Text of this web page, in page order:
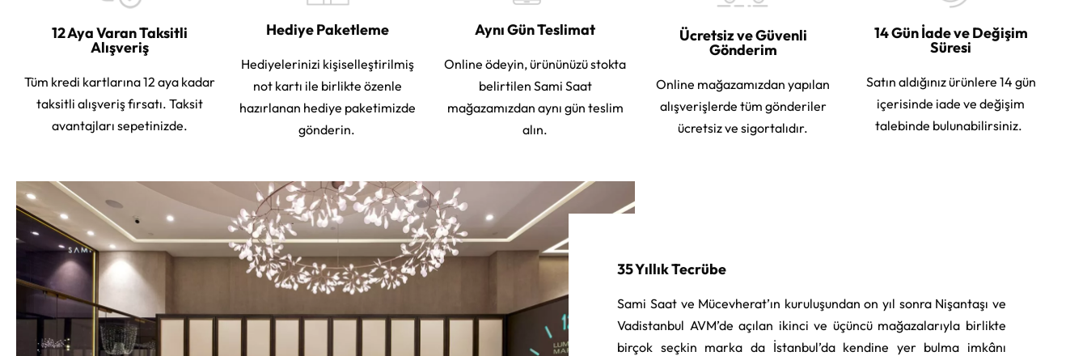
12 Aya Varan Taksitli
Alışveriş
Tüm kredi kartlarına 12 aya kadar
taksitli alışveriş fırsatı. Taksit
avantajları sepetinizde.
Hediye Paketleme
Hediyelerinizi kişiselleştirilmiş
not kartı ile birlikte özenle
hazırlanan hediye paketimizde
gönderin.
Aynı Gün Teslimat
Online ödeyin, ürününüzü stokta
belirtilen Sami Saat
mağazamızdan aynı gün teslim
alın.
Ücretsiz ve Güvenli
Gönderim
Online mağazamızdan yapılan
alışverişlerde tüm gönderiler
ücretsiz ve sigortalıdır.
14 Gün İade ve Değişim
Süresi
Satın aldığınız ürünlere 14 gün
içerisinde iade ve değişim
talebinde bulunabilirsiniz.
35 Yıllık Tecrübe
Sami Saat ve Mücevherat’ın kuruluşundan on yıl sonra Nişantaşı ve
Vadistanbul AVM’de açılan ikinci ve üçüncü mağazalarıyla birlikte
birçok seçkin marka da İstanbul’da kendine yer bulma imkânı